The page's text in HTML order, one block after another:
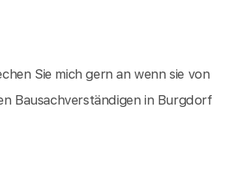
Sie mich gern an wenn sie von
Bausachverständigen in Burgdorf